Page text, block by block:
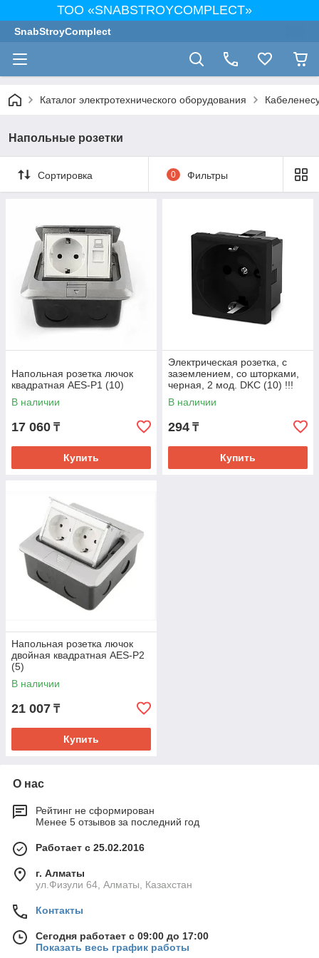
ТОО «SNABSTROYCOMPLECT»
SnabStroyComplect
Каталог электротехнического оборудования
Напольные розетки
Сортировка 0 Фильтры
Напольная розетка лючок
квадратная AES-P1 (10)
В наличии
17 060 ₸
Купить
Электрическая розетка, с
заземлением, со шторками,
черная, 2 мод. DKC (10) !!!
В наличии
294 ₸
Купить
Напольная розетка лючок
двойная квадратная AES-P2
(5)
В наличии
21 007 ₸
Купить
О нас
Рейтинг не сформирован
Менее 5 отзывов за последний год
Работает с 25.02.2016
г. Алматы
ул.Физули 64, Алматы, Казахстан
Контакты
Сегодня работает с 09:00 до 17:00
Показать весь график работы